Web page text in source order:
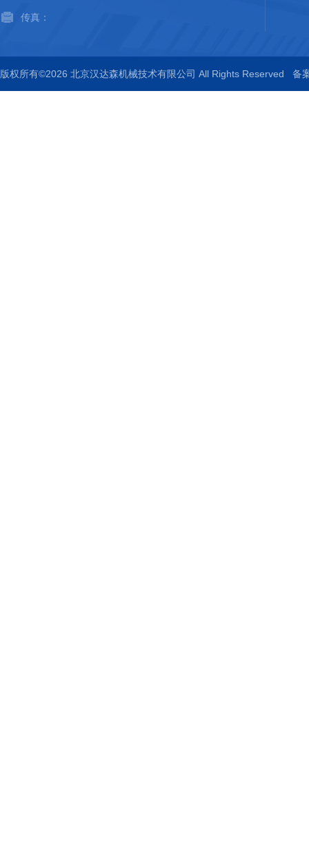
传真：
版权所有©2026 北京汉达森机械技术有限公司 All Rights Reserved 备